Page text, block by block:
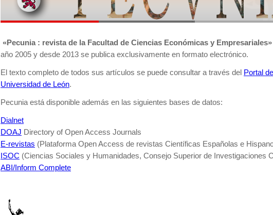
«Pecunia : revista de la Facultad de Ciencias Económicas y Empresariales»
año 2005 y desde 2013 se publica exclusivamente en formato electrónico.
El texto completo de todos sus artículos se puede consultar a través del Portal
Universidad de León.
Pecunia está disponible además en las siguientes bases de datos:
Dialnet
DOAJ Directory of Open Access Journals
E-revistas (Plataforma Open Access de revistas Científicas Españolas e
ISOC (Ciencias Sociales y Humanidades, Consejo Superior de Investigaciones
ABI/Inform Complete